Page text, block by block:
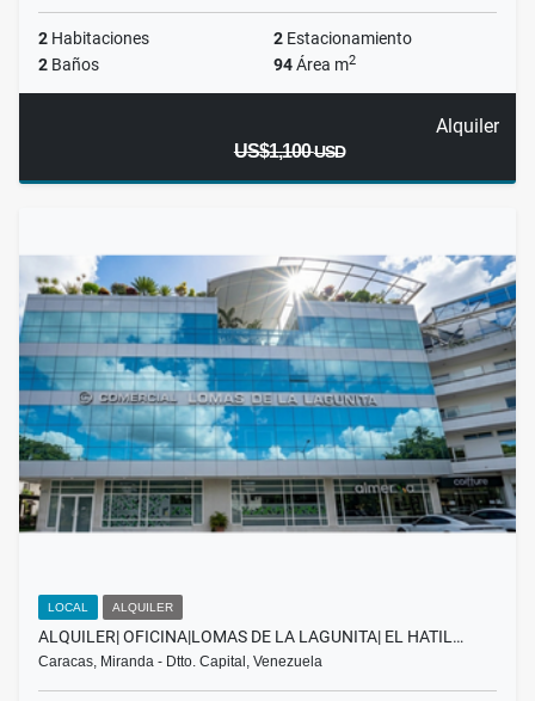
2 Habitaciones 2 Estacionamiento
2 Baños 94Área m2
Alquiler
US$1,100USD
LOCAL ALQUILER
ALQUILER| OFICINA|LOMAS DE LA LAGUNITA| EL HATIL…
Caracas, Miranda - Dtto. Capital, Venezuela